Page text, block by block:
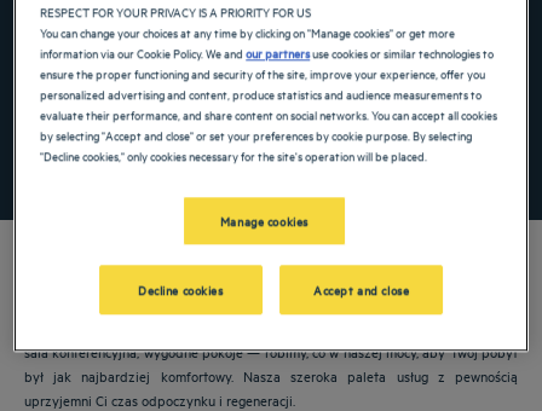
ZNAJDŹ HOTEL
Dodaj specjalny kod
sala konferencyjna, wygodne pokoje — robimy, co w naszej mocy, aby Twój pobyt
był jak najbardziej komfortowy. Nasza szeroka paleta usług z pewnością
uprzyjemni Ci czas odpoczynku i regeneracji.
RESPECT FOR YOUR PRIVACY IS A PRIORITY FOR US
You can change your choices at any time by clicking on "Manage cookies" or get more
information via our Cookie Policy. We andour partnersuse cookies or similar technologies to
ensure the proper functioning and security of the site, improve your experience, offer you
personalized advertising and content, produce statistics and audience measurements to
evaluate their performance, and share content on social networks. You can accept all cookies
by selecting "Accept and close" or set your preferences by cookie purpose. By selecting
"Decline cookies," only cookies necessary for the site's operation will be placed.
Manage cookies
Decline cookies Accept and close